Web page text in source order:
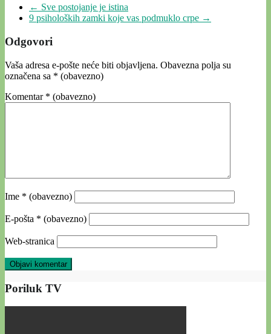
← Sve postojanje je istina
9 psiholoških zamki koje vas podmuklo crpe →
Odgovori
Vaša adresa e-pošte neće biti objavljena. Obavezna polja su
označena sa * (obavezno)
Komentar * (obavezno)
Ime * (obavezno)
E-pošta * (obavezno)
Web-stranica
Poriluk TV